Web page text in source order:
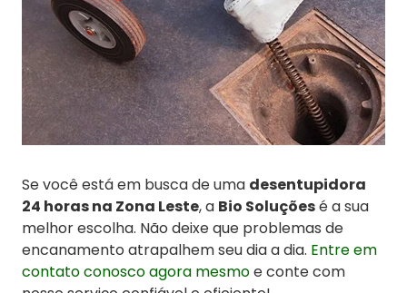
Se você está em busca de uma desentupidora
24 horas na Zona Leste, a Bio Soluçõesé a sua
melhor escolha. Não deixe que problemas de
encanamento atrapalhem seu dia a dia. Entre em
contato conosco agora mesmoe conte com